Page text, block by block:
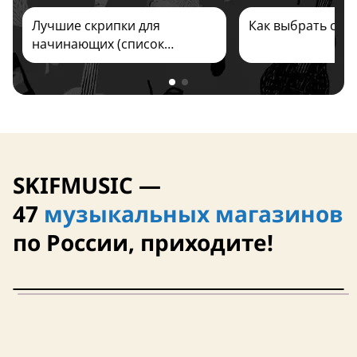
Размер – 1/2
чехол в комплекте
14 августа
Лучшие скрипки для
начинающих (список
брендов) 2026
Как выбрать
SKIFMUSIC —
47 музыкальных магазинов
по России, приходите!